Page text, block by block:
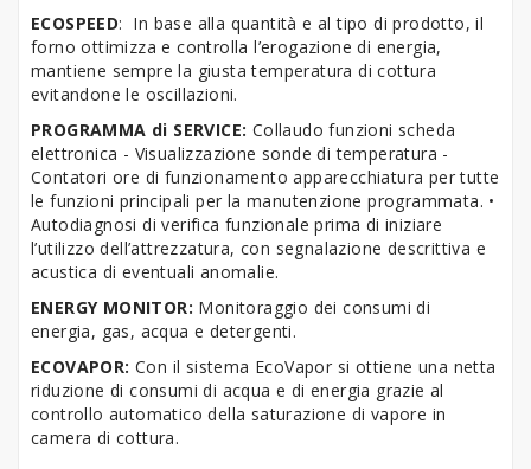
ECOSPEED: In base alla quantità e al tipo di prodotto, il
forno ottimizza e controlla l’erogazione di energia,
mantiene sempre la giusta temperatura di cottura
evitandone le oscillazioni.
PROGRAMMA di SERVICE: Collaudo funzioni scheda
elettronica - Visualizzazione sonde di temperatura -
Contatori ore di funzionamento apparecchiatura per tutte
le funzioni principali per la manutenzione programmata. •
Autodiagnosi di verifica funzionale prima di iniziare
l’utilizzo dell’attrezzatura, con segnalazione descrittiva e
acustica di eventuali anomalie.
ENERGY MONITOR: Monitoraggio dei consumi di
energia, gas, acqua e detergenti.
ECOVAPOR: Con il sistema EcoVapor si ottiene una netta
riduzione di consumi di acqua e di energia grazie al
controllo automatico della saturazione di vapore in
camera di cottura.